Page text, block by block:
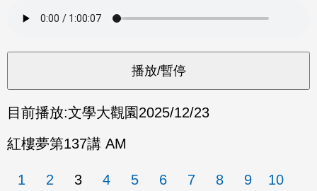
目前播放:文學大觀園2025/12/23
紅樓夢第137講 AM
1 2 3 4 5 6 7 8 9 10